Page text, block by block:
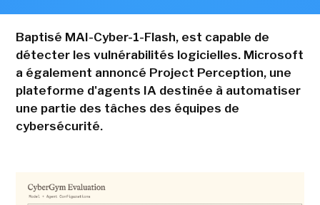
Baptisé MAI-Cyber-1-Flash, est capable de
détecter les vulnérabilités logicielles. Microsoft
a également annoncé Project Perception, une
plateforme d'agents IA destinée à automatiser
une partie des tâches des équipes de
cybersécurité.